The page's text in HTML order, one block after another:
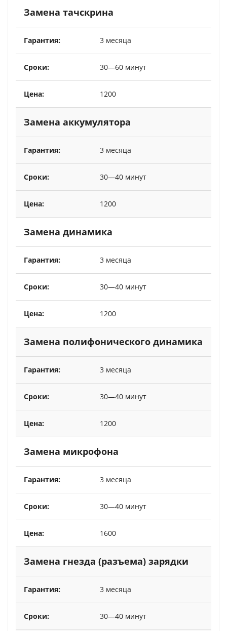
Замена тачскрина
3 месяца
30—60 минут
1200
Замена аккумулятора
3 месяца
30—40 минут
1200
Замена динамика
3 месяца
30—40 минут
1200
Замена полифонического динамика
3 месяца
30—40 минут
1200
Замена микрофона
3 месяца
30—40 минут
1600
Замена гнезда (разъема) зарядки
3 месяца
30—40 минут